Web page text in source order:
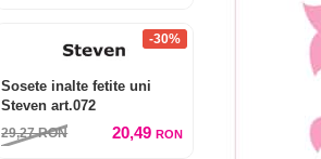
-30%
Sosete inalte fetite uni
Steven art.072
29,27RON 20,49 RON